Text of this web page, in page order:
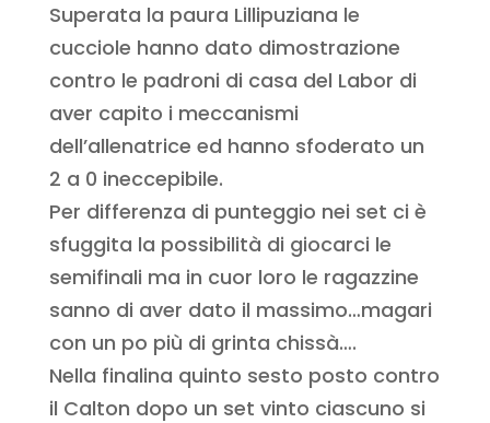
Superata la paura Lillipuziana le
cucciole hanno dato dimostrazione
contro le padroni di casa del Labor di
aver capito i meccanismi
dell’allenatrice ed hanno sfoderato un
2 a 0 ineccepibile.
Per differenza di punteggio nei set ci è
sfuggita la possibilità di giocarci le
semifinali ma in cuor loro le ragazzine
sanno di aver dato il massimo…magari
con un po più di grinta chissà….
Nella finalina quinto sesto posto contro
il Calton dopo un set vinto ciascuno si